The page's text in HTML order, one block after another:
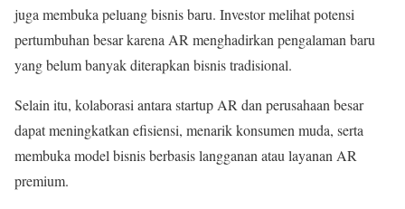
juga membuka peluang bisnis baru. Investor melihat potensi
pertumbuhan besar karena AR menghadirkan pengalaman baru
yang belum banyak diterapkan bisnis tradisional.
Selain itu, kolaborasi antara startup AR dan perusahaan besar
dapat meningkatkan efisiensi, menarik konsumen muda, serta
membuka model bisnis berbasis langganan atau layanan AR
premium.